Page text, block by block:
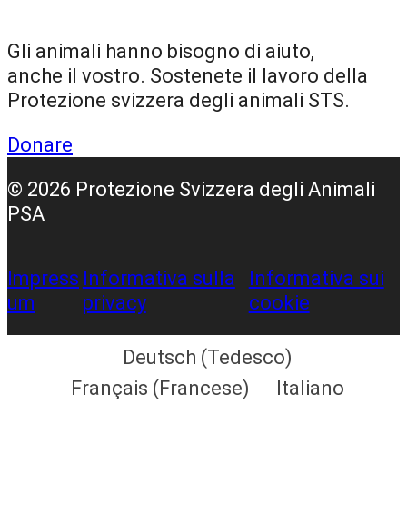
Gli animali hanno bisogno di aiuto,
anche il vostro. Sostenete il lavoro della
Protezione svizzera degli animali STS.
Donare
© 2026 Protezione Svizzera degli Animali
PSA
Impress
um
Informativa sulla
privacy
Informativa sui
cookie
Deutsch (Tedesco)
Français (Francese) Italiano